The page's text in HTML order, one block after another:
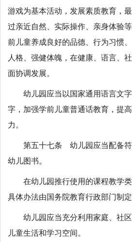
游戏为基本活动，发展素质教育，
过亲近自然、实际操作、亲身体验
前儿童养成良好的品德、行为习惯
人格、强健体魄，在健康、语言、
面协调发展。
幼儿园应当以国家通用语言文
字，加强学前儿童普通话教育，提
力。
第五十七条 幼儿园应当配备
幼儿图书。
在幼儿园推行使用的课程教学
具体办法由国务院教育行政部门制定
幼儿园应当充分利用家庭、社
儿童生活和学习空间。